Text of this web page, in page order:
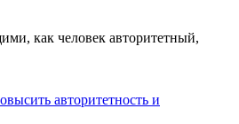
как человек авторитетный,
авторитетность и